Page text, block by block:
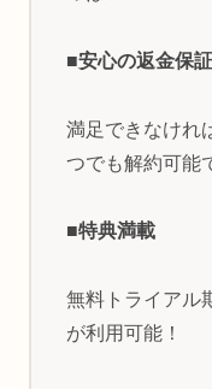
■安心の返金保証
満足できなけれ
つでも解約可能
■特典満載
無料トライアル
が利用可能！